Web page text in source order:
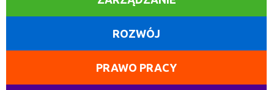
ROZWÓJ
PRAWO PRACY